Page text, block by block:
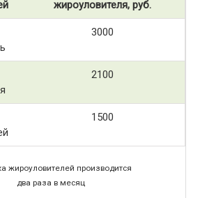
жироуловителя, руб.
3000
2100
1500
жироуловителей производится
два раза в месяц